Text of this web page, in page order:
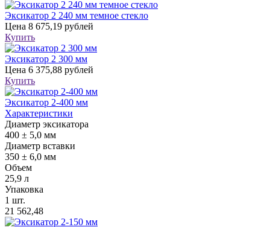
Эксикатор 2 240 мм темное стекло
Цена 8 675,19 рублей
Купить
Эксикатор 2 300 мм
Цена 6 375,88 рублей
Купить
Эксикатор 2-400 мм
Характеристики
Диаметр эксикатора
400 ± 5,0 мм
Диаметр вставки
350 ± 6,0 мм
Объем
25,9 л
Упаковка
1 шт.
21 562,48